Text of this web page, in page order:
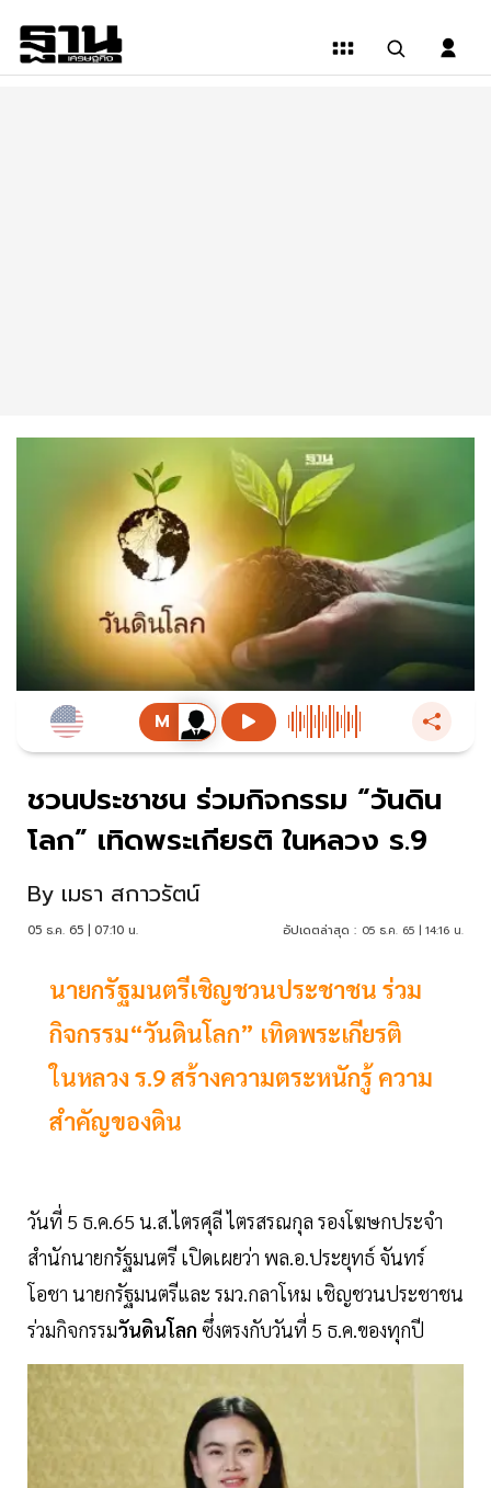
ชวนประชาชน ร่วมกิจกรรม “วันดิน
โลก” เทิดพระเกียรติ ในหลวง ร.9
By เมธา สกาวรัตน์
05 ธ.ค. 65 | 07:10 น. อัปเดตล่าสุด : 05 ธ.ค. 65 | 14:16 น.
นายกรัฐมนตรีเชิญชวนประชาชน ร่วม
กิจกรรม“วันดินโลก” เทิดพระเกียรติ
ในหลวง ร.9 สร้างความตระหนักรู้ ความ
สำคัญของดิน
วันที่ 5 ธ.ค.65 น.ส.ไตรศุลี ไตรสรณกุล รองโฆษกประจำ
สำนักนายกรัฐมนตรี เปิดเผยว่า พล.อ.ประยุทธ์ จันทร์
โอชา นายกรัฐมนตรีและ รมว.กลาโหม เชิญชวนประชาชน
ร่วมกิจกรรมวันดินโลก ซึ่งตรงกับวันที่ 5 ธ.ค.ของทุกปี